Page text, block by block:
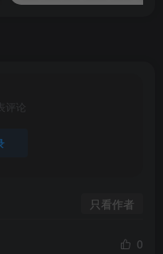
评论
只看作者
0